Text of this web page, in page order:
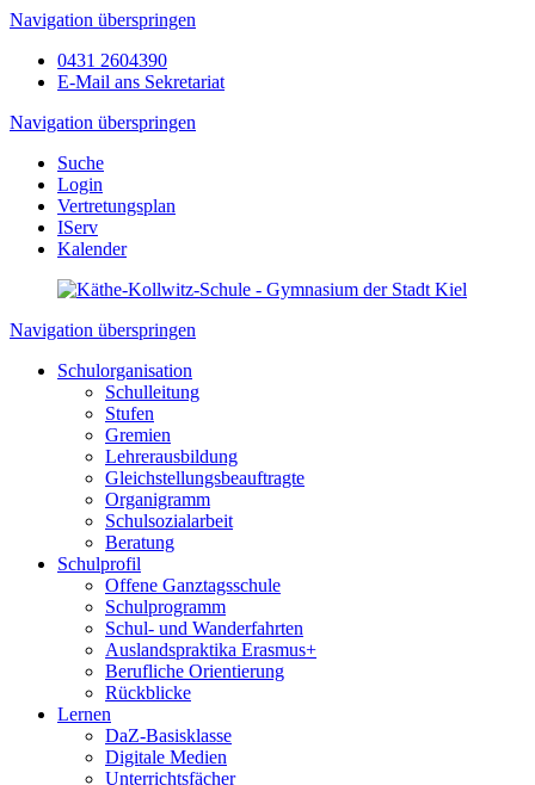
Navigation überspringen
0431 2604390
E-Mail ans Sekretariat
Navigation überspringen
Suche
Login
Vertretungsplan
IServ
Kalender
Navigation überspringen
Schulorganisation
Schulleitung
Stufen
Gremien
Lehrerausbildung
Gleichstellungsbeauftragte
Organigramm
Schulsozialarbeit
Beratung
Schulprofil
Offene Ganztagsschule
Schulprogramm
Schul- und Wanderfahrten
Auslandspraktika Erasmus+
Berufliche Orientierung
Rückblicke
Lernen
DaZ-Basisklasse
Digitale Medien
Unterrichtsfächer